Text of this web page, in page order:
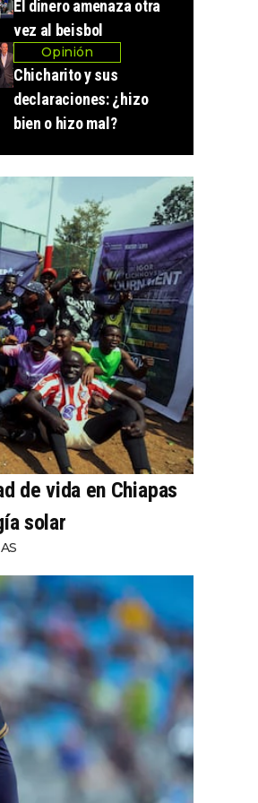
El dinero amenaza otra
vez al beisbol
Opinión
Chicharito y sus
declaraciones: ¿hizo
bien o hizo mal?
de vida en Chiapas
solar